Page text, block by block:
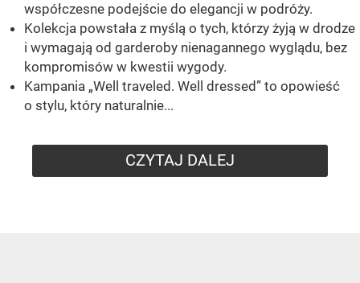
współczesne podejście do elegancji w podróży.
Kolekcja powstała z myślą o tych, którzy żyją w drodze
i wymagają od garderoby nienagannego wyglądu, bez
kompromisów w kwestii wygody.
Kampania „Well traveled. Well dressed” to opowieść
o stylu, który naturalnie...
CZYTAJ DALEJ